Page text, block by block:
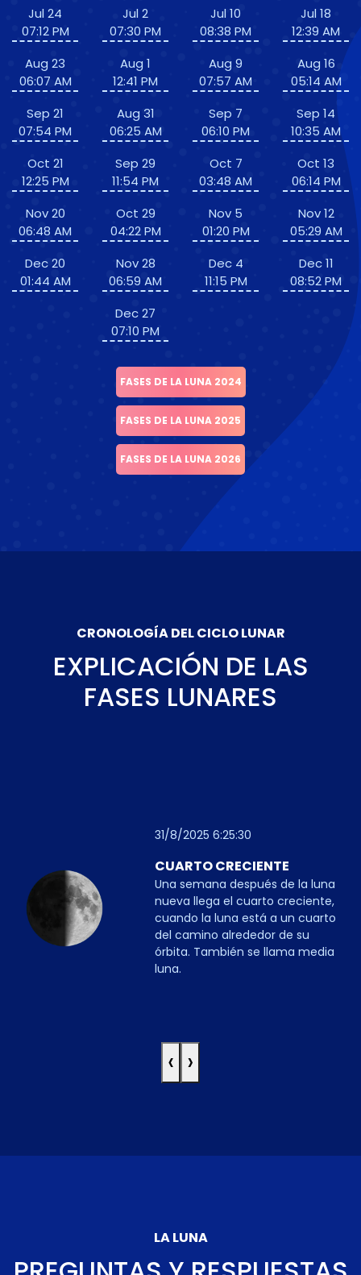
Jul 24
07:12 PM
Aug 23
06:07 AM
Sep 21
07:54 PM
Oct 21
12:25 PM
Nov 20
06:48 AM
Dec 20
01:44 AM
Jul 2
07:30 PM
Aug 1
12:41 PM
Aug 31
06:25 AM
Sep 29
11:54 PM
Oct 29
04:22 PM
Nov 28
06:59 AM
Dec 27
07:10 PM
Jul 10
08:38 PM
Aug 9
07:57 AM
Sep 7
06:10 PM
Oct 7
03:48 AM
Nov 5
01:20 PM
Dec 4
11:15 PM
Jul 18
12:39 AM
Aug 16
05:14 AM
Sep 14
10:35 AM
Oct 13
06:14 PM
Nov 12
05:29 AM
Dec 11
08:52 PM
FASES DE LA LUNA 2024
FASES DE LA LUNA 2025
FASES DE LA LUNA 2026
CRONOLOGÍA DEL CICLO LUNAR
EXPLICACIÓN DE LAS
FASES LUNARES
31/8/2025 6:25:30
CUARTO CRECIENTE
Una semana después de la luna
nueva llega el cuarto creciente,
cuando la luna está a un cuarto
del camino alrededor de su
órbita. También se llama media
luna.
‹ ›
LA LUNA